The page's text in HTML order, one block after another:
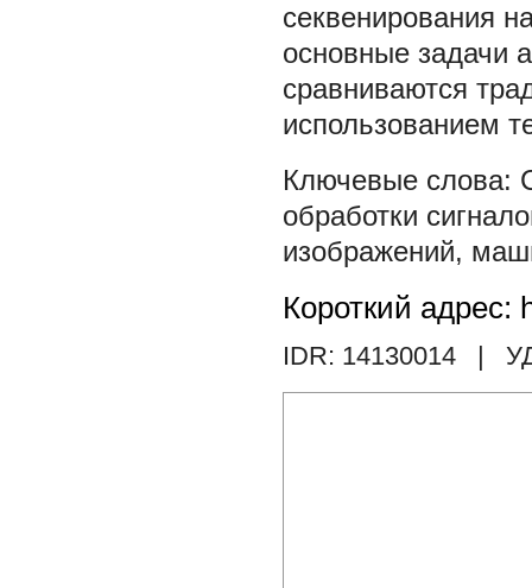
секвенирования
основные задачи
сравниваются
использованием
обработки
изображений,
Короткий адрес:
IDR: 14130014 |